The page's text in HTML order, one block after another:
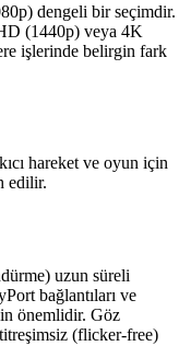
dengeli bir seçimdir.
(1440p) veya 4K
işlerinde belirgin fark
hareket ve oyun için
edilir.
uzun süreli
bağlantıları ve
önemlidir. Göz
(flicker-free)